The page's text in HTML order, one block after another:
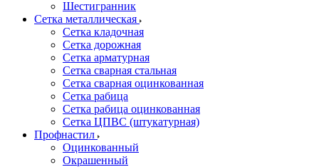
Шестигранник
Сетка металлическая
Сетка кладочная
Сетка дорожная
Сетка арматурная
Сетка сварная стальная
Сетка сварная оцинкованная
Сетка рабица
Сетка рабица оцинкованная
Сетка ЦПВС (штукатурная)
Профнастил
Оцинкованный
Окрашенный